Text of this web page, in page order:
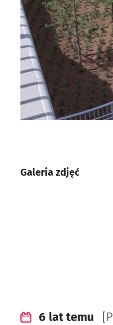
Galeria zdjęć
6 lat temu